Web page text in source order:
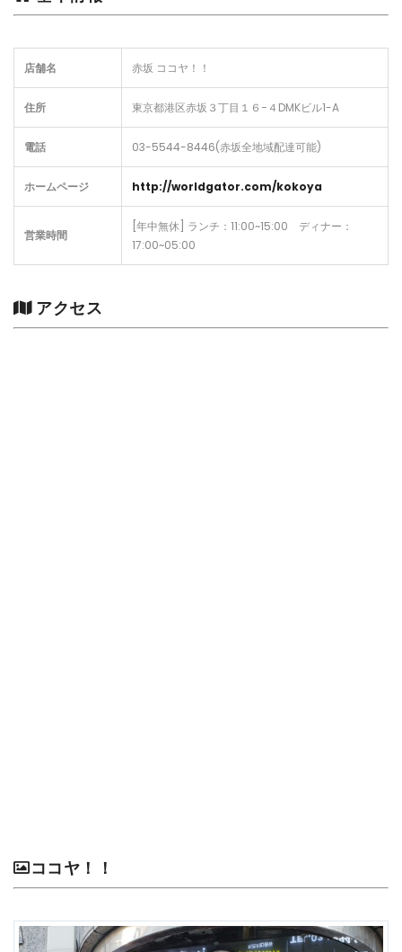
店舗名 赤坂 ココヤ！！
住所 東京都港区赤坂３丁目１６−４DMKビル1-A
電話 03-5544-8446(赤坂全地域配達可能)
ホームページ http://worldgator.com/kokoya
営業時間
[年中無休] ランチ：11:00~15:00 ディナー：
17:00~05:00
アクセス
ココヤ！！